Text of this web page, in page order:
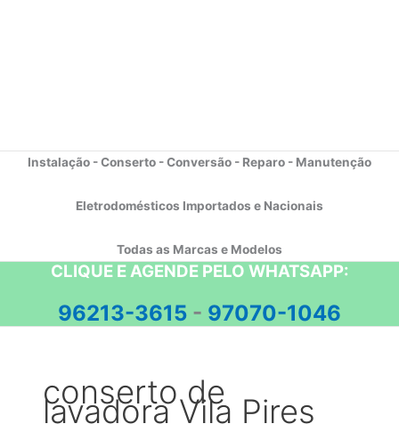
Instalação - Conserto - Conversão - Reparo - Manutenção
Eletrodomésticos Importados e Nacionais
Todas as Marcas e Modelos
CLIQUE E AGENDE PELO WHATSAPP:
96213-3615 - 97070-1046
conserto de
lavadora Vila Pires